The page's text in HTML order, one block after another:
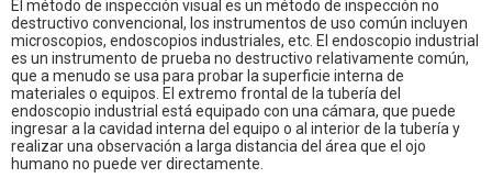
El método de inspección visual es un método de inspección no
destructivo convencional, los instrumentos de uso común incluyen
microscopios, endoscopios industriales, etc. El endoscopio industrial
es un instrumento de prueba no destructivo relativamente común,
que a menudo se usa para probar la superficie interna de
materiales o equipos. El extremo frontal de la tubería del
endoscopio industrial está equipado con una cámara, que puede
ingresar a la cavidad interna del equipo o al interior de la tubería y
realizar una observación a larga distancia del área que el ojo
humano no puede ver directamente.